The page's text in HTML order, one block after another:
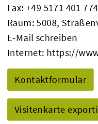
Fax: +49 5171 401
Raum: 5008,
E-Mail schreiben
Internet: https://
Kontaktformular
Visitenkarte